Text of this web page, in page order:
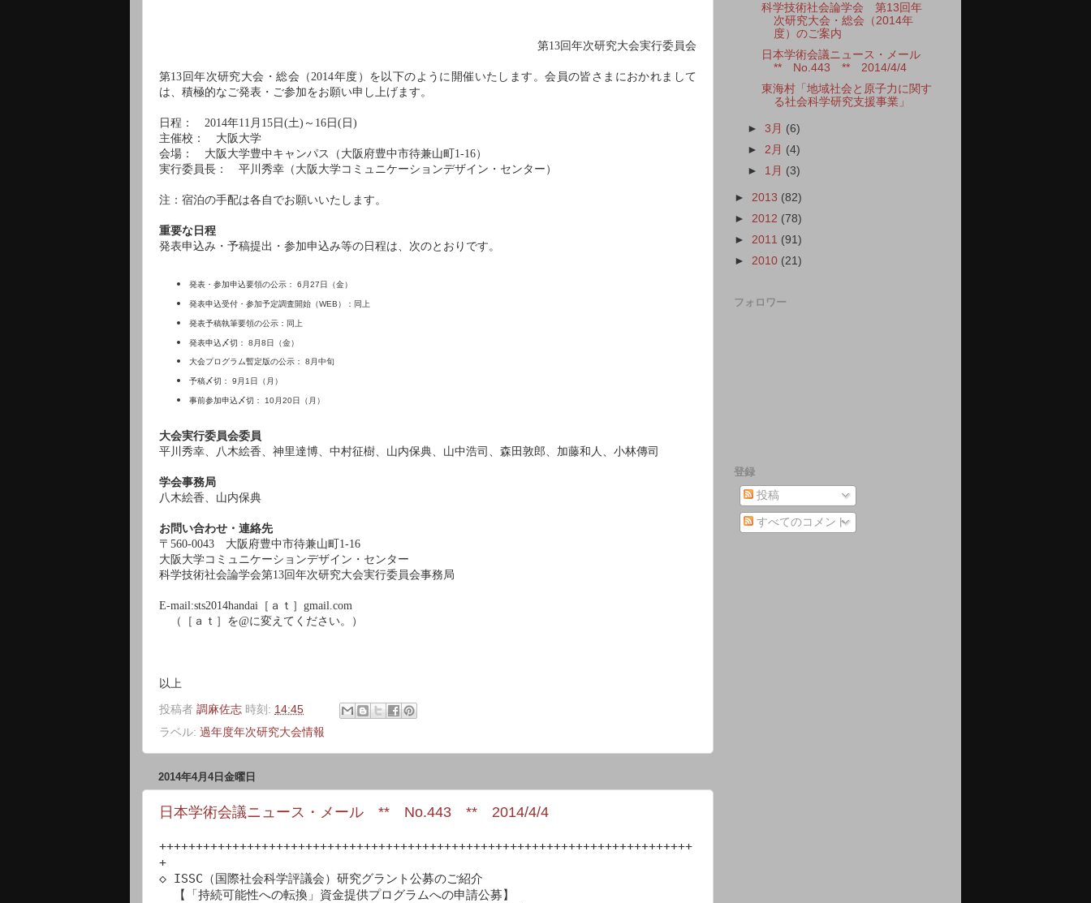
第13 回年次研究大会実行委員会
第13 回年次研究大会・総会（ 2014年度）を以下のように開催いたします。会員の皆さまにおかれまして
は、積極的なご発表・ご参加をお願い申し上げます。
日程： 2014年11 月 15 日 (土) ～ 16 日 ( 日 )
主催校： 大阪大学
会場： 大阪大学豊中キャンパス（大阪府豊中市待兼山町 1-16）
実行委員長： 平川秀幸（大阪大学コミュニケーションデザイン・センター）
注：宿泊の手配は各自でお願いいたします。
重要な日程
発表申込み・予稿提出・参加申込み等の日程は、次のとおりです。
発表・参加申込要領の公示： 6 月27 日（金）
発表申込受付・参加予定調査開始（WEB）：同上
発表予稿執筆要領の公示：同上
発表申込〆切： 8 月8日（金）
大会プログラム暫定版の公示： 8 月中旬
予稿〆切： 9 月 1 日（月）
事前参加申込〆切： 10月20日（月）
大会実行委員会委員
平川秀幸、八木絵香、神里達博、中村征樹、山内保典、山中浩司、森田敦郎、加藤和人、小林傳司
学会事務局
八木絵香、山内保典
お問い合わせ・連絡先
〒 560-0043 大阪府豊中市待兼山町 1-16
大阪大学コミュニケーションデザイン・センター
科学技術社会論学会第13回年次研究大会実行委員会事務局
E-mail:sts2014handai ［ａｔ］ gmail.com
（［ａｔ］を@に変えてください。）
以上
投稿者 調麻佐志 時刻: 14:45
ラベル: 過年度年次研究大会情報
2014年4月4日金曜日
日本学術会議ニュース・メール ** No.443 ** 2014/4/4
+++++++++++++++++++++++++++++++++++++++++++++++++++++++++++++++++++++++++
+
◇ ISSC（国際社会科学評議会）研究グラント公募のご紹介
科学技術社会論学会 第13回年
次研究大会・総会（2014年
度）のご案内
日本学術会議ニュース・メール
** No.443 ** 2014/4/4
東海村「地域社会と原子力に関す
る社会科学研究支援事業」
►3月 (6)
► 2月 (4)
► 1月 (3)
► 2013 (82)
► 2012 (78)
► 2011 (91)
► 2010 (21)
フォロワー
登録
投稿
すべてのコメント